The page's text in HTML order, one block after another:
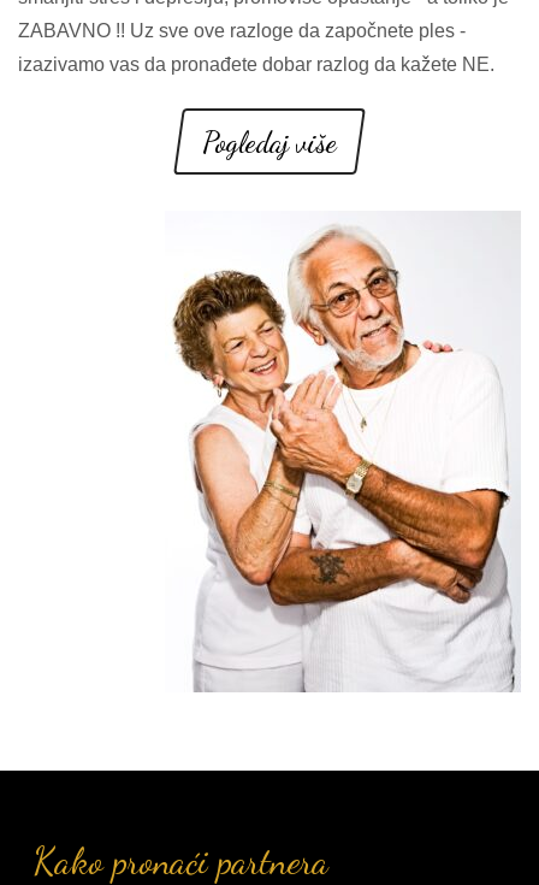
ZABAVNO !! Uz sve ove razloge da započnete ples -
izazivamo vas da pronađete dobar razlog da kažete NE.
Pogledaj više
Kako pronaći partnera